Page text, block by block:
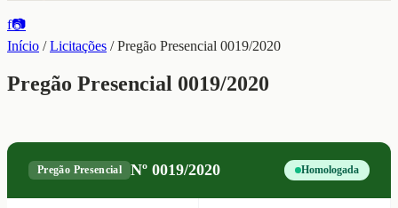
f📷
Início /Licitações /Pregão Presencial 0019/2020
Pregão Presencial 0019/2020
Pregão Presencial Nº0019/2020 Homologada